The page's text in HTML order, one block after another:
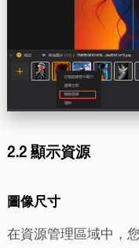
2.2 顯示資源
圖像尺寸
在資源管理區域中，